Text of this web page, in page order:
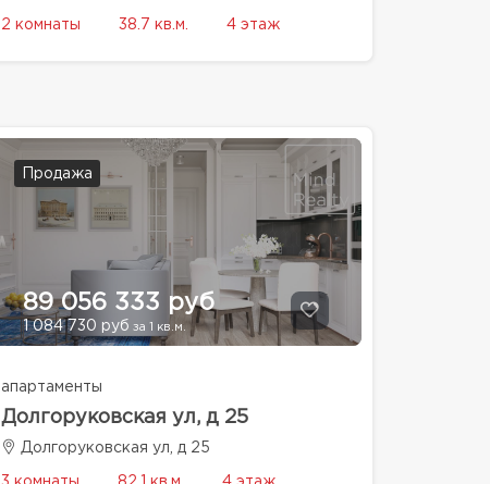
2 комнаты 38.7 кв.м. 4 этаж
Продажа
89 056 333 руб
1 084 730 руб за 1 кв.м.
апартаменты
Долгоруковская ул, д 25
Долгоруковская ул, д 25